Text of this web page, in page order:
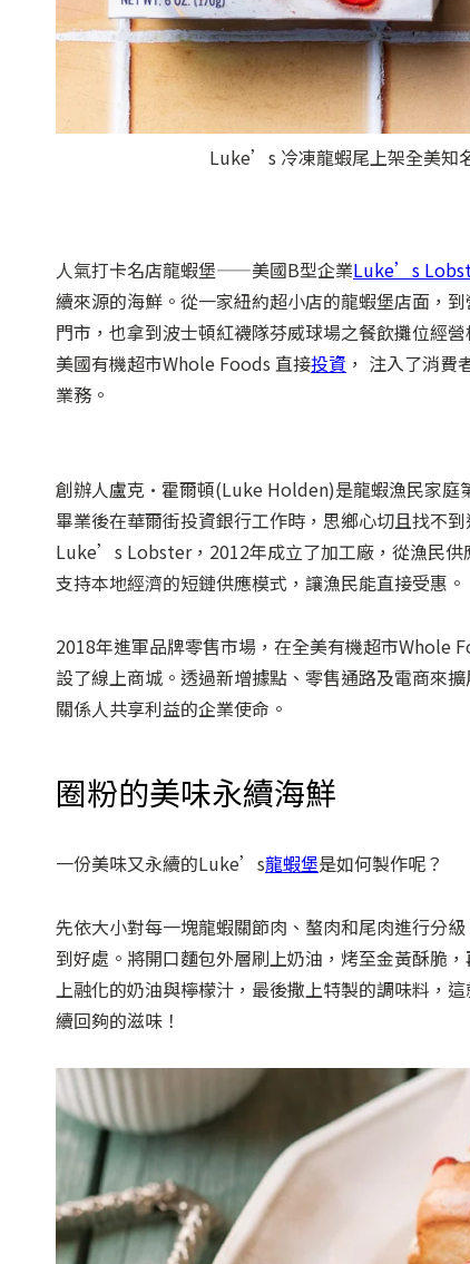
Luke’s 冷凍龍蝦尾上架全美知
人氣打卡名店龍蝦堡——美國B型企業Luke’s
續來源的海鮮。從一家紐約超小店的龍蝦堡店面，
門市，也拿到波士頓紅襪隊芬威球場之餐飲攤位經
美國有機超市Whole Foods 直接投資 ， 注入了消
業務。
創辦人盧克·霍爾頓(Luke Holden)是龍蝦漁民家庭
畢業後在華爾街投資銀行工作時，思鄉心切且找不
Luke’s Lobster，2012年成立了加工廠，從漁民供
支持本地經濟的短鏈供應模式，讓漁民能直接受惠。
2018年進軍品牌零售市場，在全美有機超市Whole
設了線上商城。透過新增據點、零售通路及電商來
關係人共享利益的企業使命。
圈粉的美味永續海鮮
一份美味又永續的Luke’s龍蝦堡是如何製作呢？
先依大小對每一塊龍蝦關節肉、螯肉和尾肉進行分
到好處。將開口麵包外層刷上奶油，烤至金黃酥脆
上融化的奶油與檸檬汁，最後撒上特製的調味料，
續回夠的滋味！